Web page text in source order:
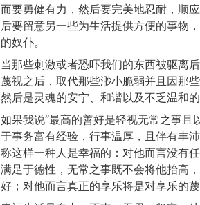
而要勇健有力，然后要完美地忍耐，顺
后要留意另一些为生活提供方便的事物
的奴仆。
当那些刺激或者恐吓我们的东西被驱离
蔑视之后，取代那些渺小脆弱并且因那
然后是灵魂的安宁、和谐以及不乏温和
如果我说“最高的善好是轻视无常之事且
于事务富有经验，行事温厚，且伴有丰
称这样一种人是幸福的：对他而言没有
满足于德性，无常之事既不会将他抬高
好；对他而言真正的享乐将是对享乐的蔑